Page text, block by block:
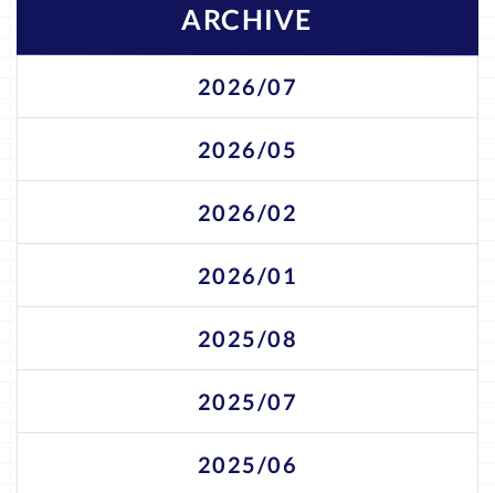
ARCHIVE
2026/07
2026/05
2026/02
2026/01
2025/08
2025/07
2025/06